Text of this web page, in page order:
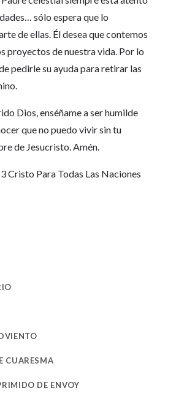
sólo espera que lo
de ellas. Él desea que contemos
proyectos de nuestra vida. Por lo
pedirle su ayuda para retirar las
Dios, enséñame a ser humilde
que no puedo vivir sin tu
de Jesucristo. Amén.
Cristo Para Todas Las Naciones
CUARESMA
DE ENVOY